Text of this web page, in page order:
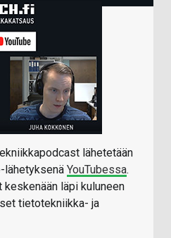
lähetetään
lähetyksenä YouTubessa.
keskenään läpi kuluneen
tietotekniikka- ja